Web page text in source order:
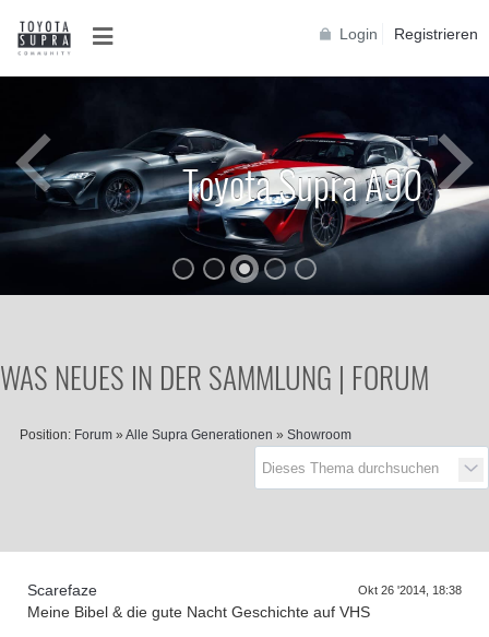
Login Registrieren
D
a
s
T
r
e
f
f
e
n
d
e
r
G
e
n
e
r
a
t
i
o
n
e
n
Toyota Supra A90
WAS NEUES IN DER SAMMLUNG | FORUM
Position: Forum » Alle Supra Generationen » Showroom
Scarefaze Okt 26 '2014, 18:38
Meine Bibel & die gute Nacht Geschichte auf VHS